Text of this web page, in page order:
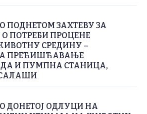
ПОДНЕТОМ ЗАХТЕВУ ЗА
ПОТРЕБИ ПРОЦЕНЕ
СРЕДИНУ –
ПРЕЋИШЋАВАЊЕ
И ПУМПНА СТАНИЦА,
ДОНЕТОЈ ОДЛУЦИ НА